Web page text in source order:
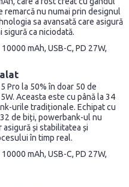
nu numai prin designul
sa avansată care asigură
sigură ca niciodată.
Pro la 50% în doar 50 de
Aceasta este cu până la 34
urile tradiționale. Echipat cu
de biți, powerbank-ul nu
asigură și stabilitatea și
în timp real.